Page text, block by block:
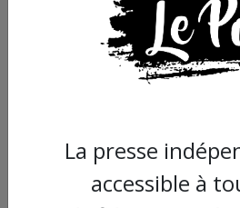
Commander le dernier
Voir tous les
La presse
accessible à